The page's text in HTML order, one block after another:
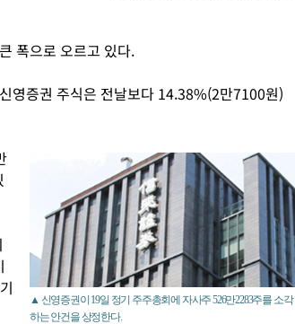
폭으로 오르고 있다.
영증권 주식은 전날보다 14.38%(2만7100원)
▲ 신영증권이 19일 정기 주주총회에 자사주 526만2283주를 소각
하는 안건을 상정한다.